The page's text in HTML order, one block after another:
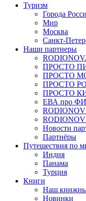
Туризм
Города
Мир
Москва
Санкт-
Наши партнеры
ПРОСТО
ПРОСТО
ПРОСТО
ПРОСТО
ЕВА про
Новости
Партнёры
Путешествия по
Индия
Панама
Турция
Книги
Наш
Новинки